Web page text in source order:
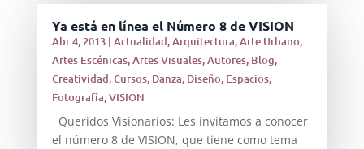
Ya está en línea el Número 8 de VISION
Abr 4, 2013| Actualidad,Arquitectura,Arte Urbano,
Artes Escénicas,Artes Visuales,Autores, Blog,
Creatividad,Cursos, Danza, Diseño, Espacios,
Fotografía,VISION
Queridos Visionarios: Les invitamos a conocer
el número 8 de VISION, que tiene como tema